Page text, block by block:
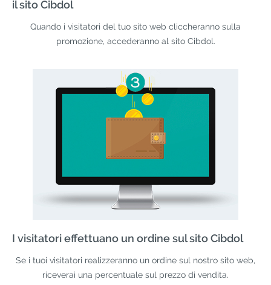
il sito Cibdol
Quando i visitatori del tuo sito web cliccheranno sulla
promozione, accederanno al sito Cibdol.
I visitatori effettuano un ordine sul sito Cibdol
Se i tuoi visitatori realizzeranno un ordine sul nostro sito web,
riceverai una percentuale sul prezzo di vendita.